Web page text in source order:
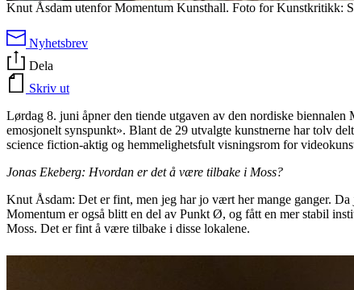
Knut Åsdam utenfor Momentum Kunsthall. Foto for Kunstkritikk:
Nyhetsbrev
Dela
Skriv ut
Lørdag 8. juni åpner den tiende utgaven av den nordiske
emosjonelt synspunkt». Blant de 29 utvalgte kunstnerne har tolv
science fiction-aktig og hemmelighetsfult visningsrom for
Jonas Ekeberg: Hvordan er det å være tilbake i Moss?
Knut Åsdam: Det er fint, men jeg har jo vært her mange ganger.
Momentum er også blitt en del av Punkt Ø, og fått en mer stabil
Moss. Det er fint å være tilbake i disse lokalene.